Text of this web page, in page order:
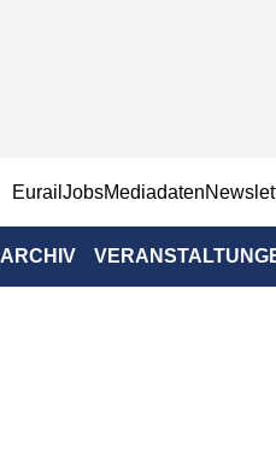
EurailJobsMediadaten
ARCHIV